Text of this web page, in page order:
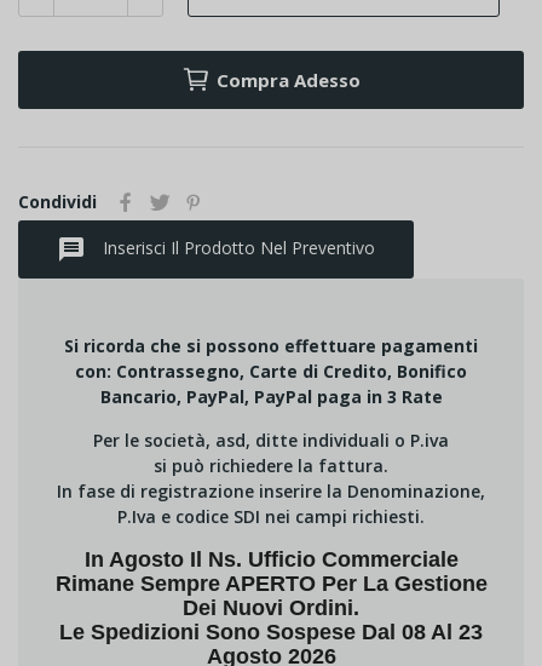
Compra Adesso
Condividi
message Inserisci Il Prodotto Nel Preventivo
Si ricorda che si possono effettuare pagamenti
con: Contrassegno, Carte di Credito, Bonifico
Bancario, PayPal, PayPal paga in 3 Rate
Per le società, asd, ditte individuali o P.iva
si può richiedere la fattura.
In fase di registrazione inserire la Denominazione,
P.Iva e codice SDI nei campi richiesti.
In Agosto Il Ns. Ufficio Commerciale
Rimane Sempre APERTO Per La Gestione
Dei Nuovi Ordini.
Le Spedizioni Sono Sospese Dal 08 Al 23
Agosto 2026